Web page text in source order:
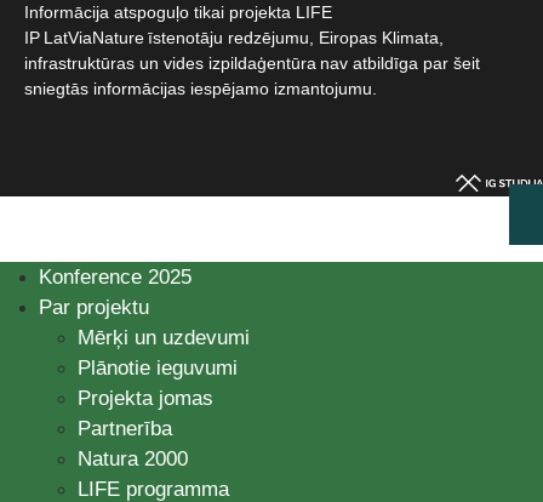
Informācija atspoguļo tikai projekta LIFE
IP LatViaNature īstenotāju redzējumu, Eiropas Klimata,
infrastruktūras un vides izpildaģentūra nav atbildīga par šeit
sniegtās informācijas iespējamo izmantojumu.​
Konference 2025
Par projektu
Mērķi un uzdevumi
Plānotie ieguvumi
Projekta jomas
Partnerība
Natura 2000
LIFE programma